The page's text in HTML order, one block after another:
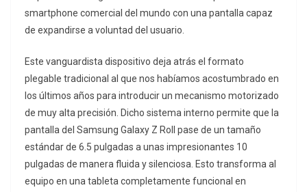
smartphone comercial del mundo con una pantalla capaz
de expandirse a voluntad del usuario.
Este vanguardista dispositivo deja atrás el formato
plegable tradicional al que nos habíamos acostumbrado en
los últimos años para introducir un mecanismo motorizado
de muy alta precisión. Dicho sistema interno permite que la
pantalla del Samsung Galaxy Z Roll pase de un tamaño
estándar de 6.5 pulgadas a unas impresionantes 10
pulgadas de manera fluida y silenciosa. Esto transforma al
equipo en una tableta completamente funcional en